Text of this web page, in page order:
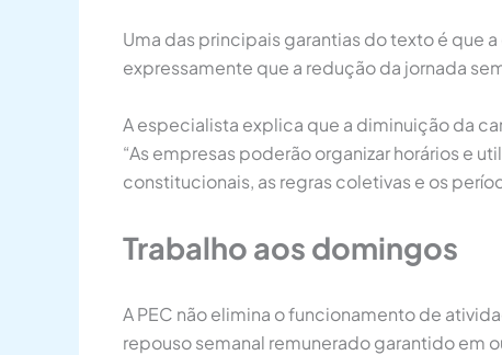
Uma das principais garantias do texto é que
expressamente que a redução da jornada
A especialista explica que a diminuição da
“As empresas poderão organizar horários e
constitucionais, as regras coletivas e os
Trabalho aos domingos
A PEC não elimina o funcionamento de
repouso semanal remunerado garantido em